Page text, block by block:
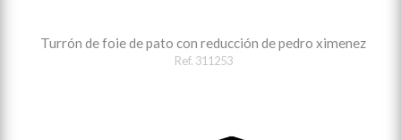
Turrón de foie de pato con reducción de pedro ximenez
Ref. 311253